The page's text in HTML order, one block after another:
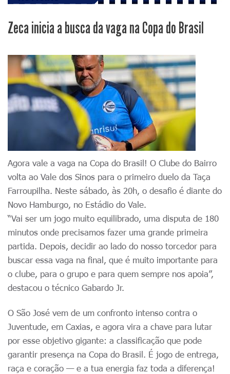
Zeca inicia a busca da vaga na Copa do Brasil
Agora vale a vaga na Copa do Brasil! O Clube do Bairro
volta ao Vale dos Sinos para o primeiro duelo da Taça
Farroupilha. Neste sábado, às 20h, o desafio é diante do
Novo Hamburgo, no Estádio do Vale.
“Vai ser um jogo muito equilibrado, uma disputa de 180
minutos onde precisamos fazer uma grande primeira
partida. Depois, decidir ao lado do nosso torcedor para
buscar essa vaga na final, que é muito importante para
o clube, para o grupo e para quem sempre nos apoia”,
destacou o técnico Gabardo Jr.
O São José vem de um confronto intenso contra o
Juventude, em Caxias, e agora vira a chave para lutar
por esse objetivo gigante: a classificação que pode
garantir presença na Copa do Brasil. É jogo de entrega,
raça e coração — e a tua energia faz toda a diferença!